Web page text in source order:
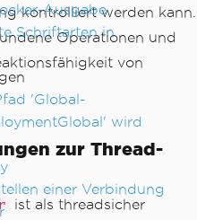
Ausgabe
Schriftarten in
'Global-
wird
einer Verbindung
kontrolliert werden kann.
Operationen und
von
zur Thread-
ist als threadsicher